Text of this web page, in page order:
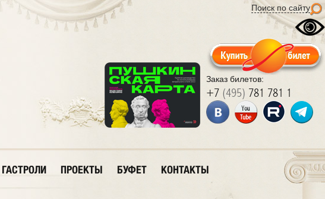
Поиск по сайту
Заказ билетов:
+7 (495) 781 781 1
ГАСТРОЛИ ПРОЕКТЫ БУФЕТ КОНТАКТЫ